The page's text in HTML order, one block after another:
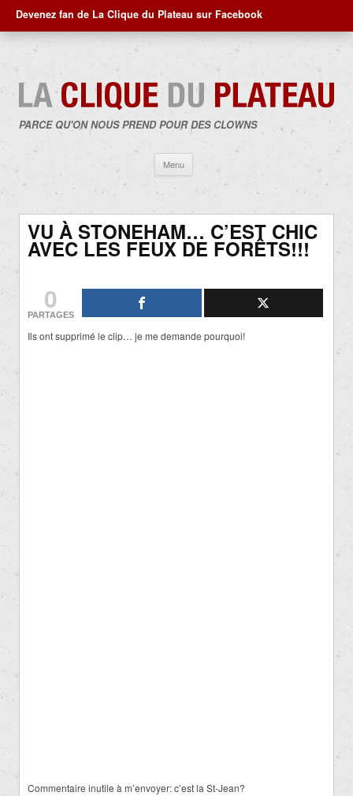
Devenez fan de La Clique du Plateau sur Facebook
PARCE QU'ON NOUS PREND POUR DES CLOWNS
Menu
contenu
VU À STONEHAM… C’EST CHIC
AVEC LES FEUX DE FORÊTS!!!
0
PARTAGES
Ils ont supprimé le clip… je me demande pourquoi!
Commentaire inutile à m’envoyer: c’est la St-Jean?